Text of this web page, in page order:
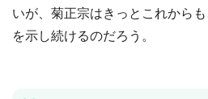
いが、菊正宗はきっとこれから
を示し続けるのだろう。